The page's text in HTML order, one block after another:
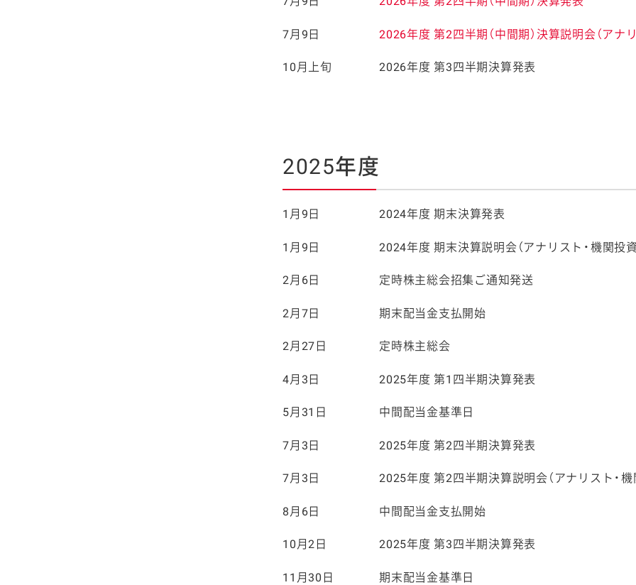
7月9日 2026年度 第2四半期（中間期）決算説明会（アナ
10月上旬 2026年度 第3四半期決算発表
2025年度
1月9日 2024年度 期末決算発表
1月9日 2024年度 期末決算説明会（アナリスト・機関投資
2月6日 定時株主総会招集ご通知発送
2月7日 期末配当金支払開始
2月27日 定時株主総会
4月3日 2025年度 第1四半期決算発表
5月31日 中間配当金基準日
7月3日 2025年度 第2四半期決算発表
7月3日 2025年度 第2四半期決算説明会（アナリスト・機
8月6日 中間配当金支払開始
10月2日 2025年度 第3四半期決算発表
11月30日 期末配当金基準日